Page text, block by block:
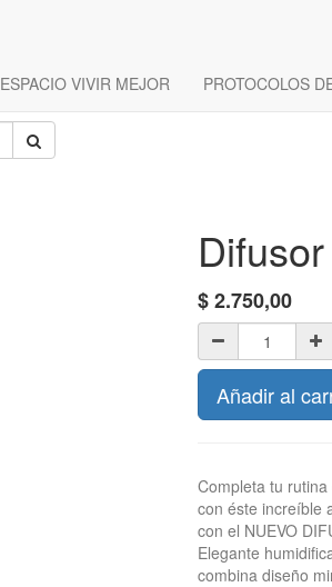
ESPACIO VIVIR MEJOR PROTOCOLOS
$2.750,00
Añadir al
Completa tu
con éste increíble
con el NUEVO
Elegante
combina diseño